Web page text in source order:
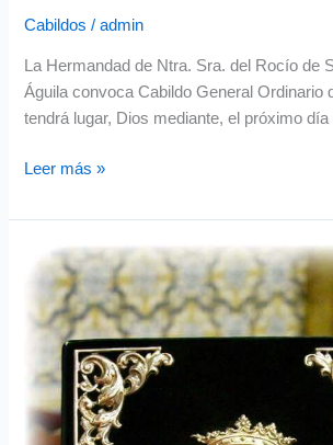
Cabildos /admin
La Hermandad de Ntra. Sra. del Rocío de
Águila convoca Cabildo General Ordinario
tendrá lugar, Dios mediante, el próximo día
Leer más »
Cabildo
General
Ordinario
de
Cuentas